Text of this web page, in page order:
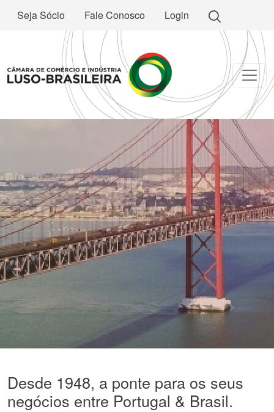
Seja Sócio Fale Conosco Login
Desde 1948, a ponte para os seus
negócios entre Portugal & Brasil.